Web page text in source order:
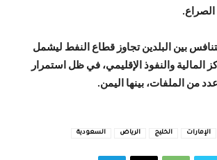
الصراع.
بين البلدين تجاوز قطاع النفط ليشمل
المالية والنفوذ الإقليمي، في ظل استمرار
من الملفات، بينها اليمن.
الإمارات الخليج الرياض السعودية